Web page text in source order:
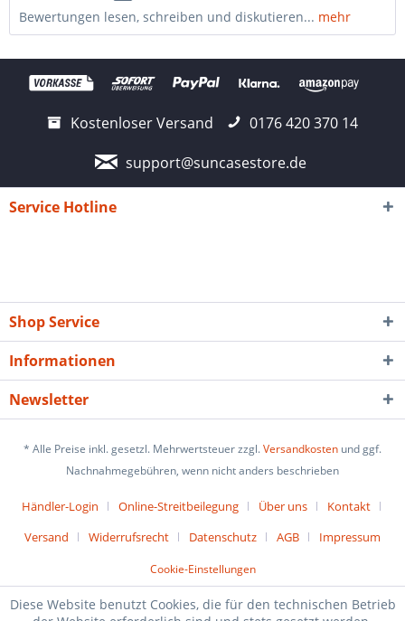
Bewertungen lesen, schreiben und diskutieren... mehr
Kostenloser Versand
0176 420 370 14
support@suncasestore.de
Service Hotline
Shop Service
Informationen
Newsletter
* Alle Preise inkl. gesetzl. Mehrwertsteuer zzgl.Versandkosten und ggf.
Nachnahmegebühren, wenn nicht anders beschrieben
Händler-Login Online-Streitbeilegung Über uns
Kontakt
Versand
Widerrufsrecht Datenschutz AGB Impressum
Cookie-Einstellungen
Diese Website benutzt Cookies, die für den technischen Betrieb